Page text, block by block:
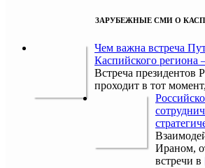
ЗАРУБЕЖНЫЕ СМИ О
Чем важна встреча
Каспийского региона
Встреча президентов
проходит в тот
Ираном,
встречи в